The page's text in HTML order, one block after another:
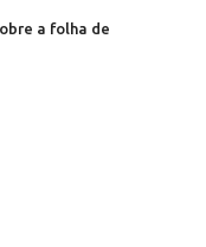
a folha de